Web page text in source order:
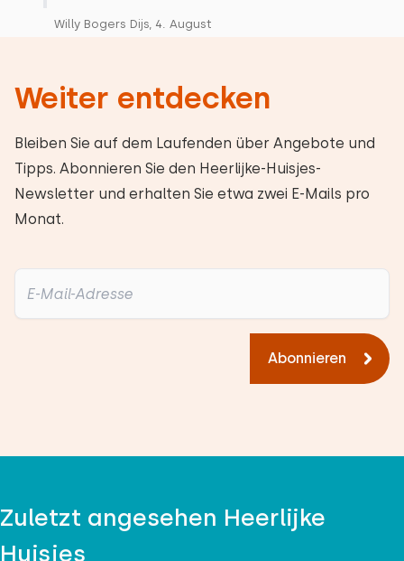
Willy Bogers Dijs, 4. August
Weiter entdecken
Bleiben Sie auf dem Laufenden über Angebote und
Tipps. Abonnieren Sie den Heerlijke-Huisjes-
Newsletter und erhalten Sie etwa zwei E-Mails pro
Monat.
Abonnieren
Zuletzt angesehen Heerlijke
Huisjes